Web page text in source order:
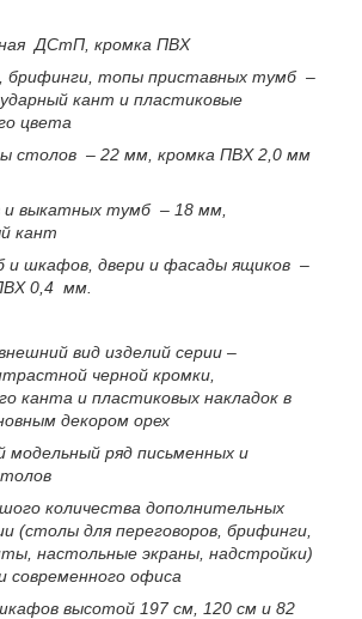
ДСтП, кромка ПВХ
топы приставных тумб –
кант и пластиковые
цвета
столов – 22 мм, кромка ПВХ 2,0 мм
выкатных тумб – 18 мм,
кант
и шкафов, двери и фасады ящиков –
0,4 мм.
вид изделий серии –
черной кромки,
канта и пластиковых накладок в
декором орех
ряд письменных и
количества дополнительных
(столы для переговоров, брифинги,
настольные экраны, надстройки)
современного офиса
высотой 197 см, 120 см и 82